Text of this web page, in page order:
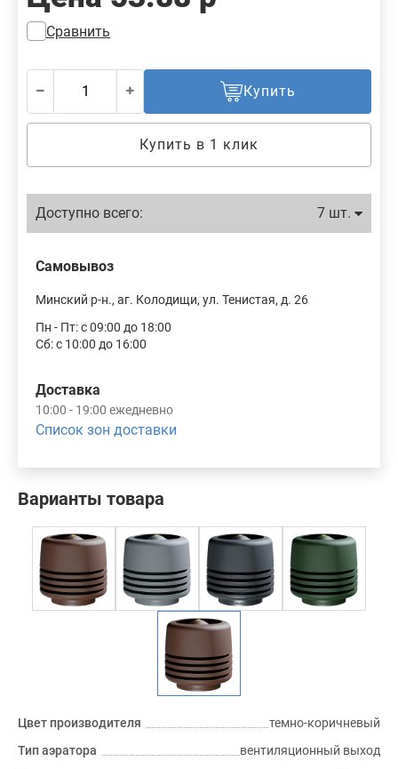
Варианты товара
Цвет производителя
темно-коричневый
Тип аэратора
вентиляционный выход
Сравнить
Купить
Купить в 1 клик
Доступно всего: 7 шт.
Самовывоз
Минский р-н., аг. Колодищи, ул. Тенистая, д. 26
Пн - Пт: с 09:00 до 18:00
Сб: с 10:00 до 16:00
Доставка
10:00 - 19:00 ежедневно
Список зон доставки